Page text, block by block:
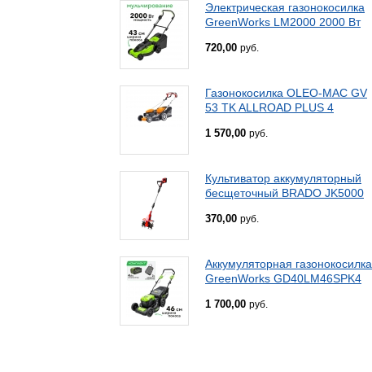
Электрическая газонокосилка
GreenWorks LM2000 2000 Вт
720,00 руб.
Газонокосилка OLEO-MAC GV
53 TK ALLROAD PLUS 4
1 570,00 руб.
Культиватор аккумуляторный
бесщеточный BRADO JK5000
370,00 руб.
Аккумуляторная газонокосилка
GreenWorks GD40LM46SPK4
1 700,00 руб.